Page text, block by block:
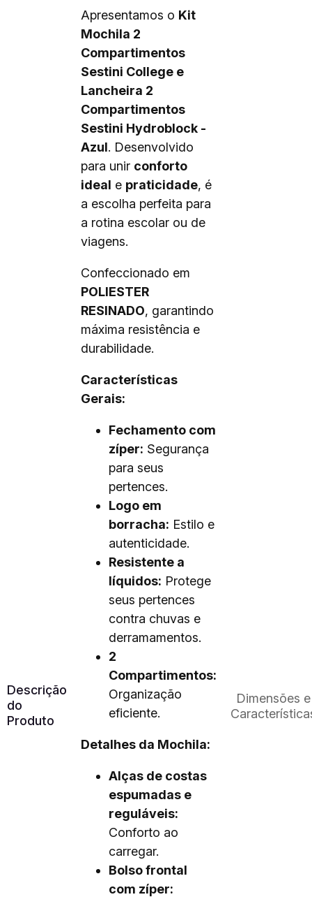
Descrição
do
Produto
Apresentamos o Kit
Mochila 2
Compartimentos
Sestini College e
Lancheira 2
Compartimentos
Sestini Hydroblock -
Azul. Desenvolvido
para unir conforto
ideal e praticidade, é
a escolha perfeita para
a rotina escolar ou de
viagens.
Confeccionado em
POLIESTER
RESINADO, garantindo
máxima resistência e
durabilidade.
Características
Gerais:
Fechamento com
zíper: Segurança
para seus
pertences.
Logo em
borracha: Estilo e
autenticidade.
Resistente a
líquidos: Protege
seus pertences
contra chuvas e
derramamentos.
2
Compartimentos:
Organização
eficiente.
Detalhes da Mochila:
Alças de costas
espumadas e
reguláveis:
Conforto ao
carregar.
Bolso frontal
com zíper:
Dimensões e